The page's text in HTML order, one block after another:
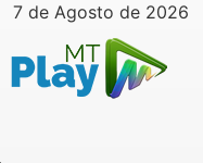
7 de Agosto de 2026